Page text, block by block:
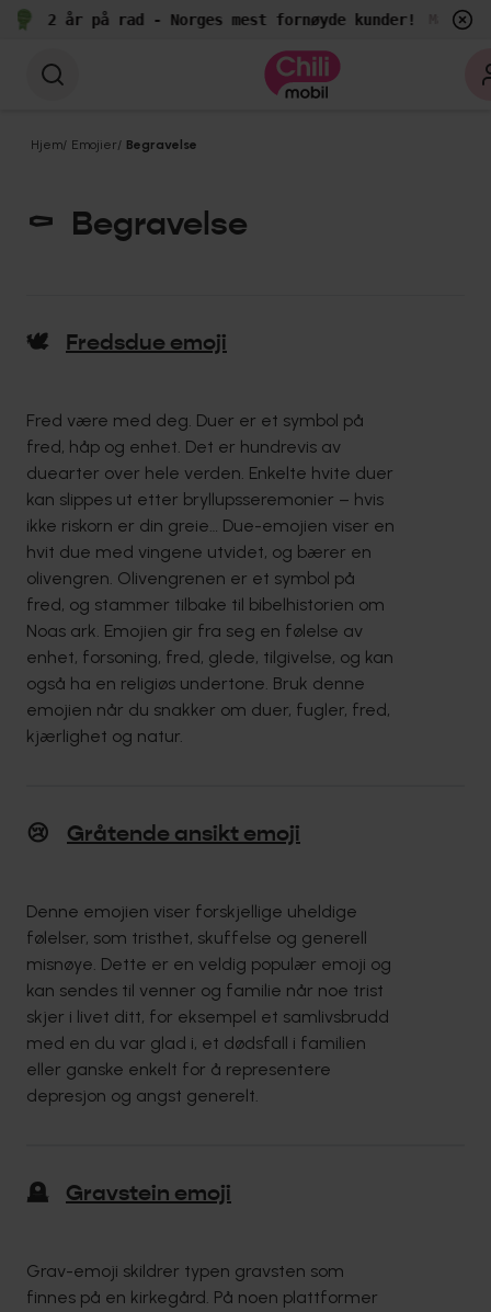
2 år på rad - Norges mest fornøyde kunder! Målt av
Hjem/ Emojier/ Begravelse
⚰️ Begravelse
🕊️ Fredsdue emoji
Fred være med deg. Duer er et symbol på
fred, håp og enhet. Det er hundrevis av
duearter over hele verden. Enkelte hvite duer
kan slippes ut etter bryllupsseremonier – hvis
ikke riskorn er din greie… Due-emojien viser en
hvit due med vingene utvidet, og bærer en
olivengren. Olivengrenen er et symbol på
fred, og stammer tilbake til bibelhistorien om
Noas ark. Emojien gir fra seg en følelse av
enhet, forsoning, fred, glede, tilgivelse, og kan
også ha en religiøs undertone. Bruk denne
emojien når du snakker om duer, fugler, fred,
kjærlighet og natur.
😢 Gråtende ansikt emoji
Denne emojien viser forskjellige uheldige
følelser, som tristhet, skuffelse og generell
misnøye. Dette er en veldig populær emoji og
kan sendes til venner og familie når noe trist
skjer i livet ditt, for eksempel et samlivsbrudd
med en du var glad i, et dødsfall i familien
eller ganske enkelt for å representere
depresjon og angst generelt.
🪦 Gravstein emoji
Grav-emoji skildrer typen gravsten som
finnes på en kirkegård. På noen plattformer